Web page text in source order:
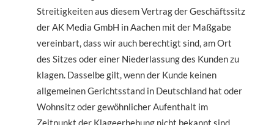
Streitigkeiten aus diesem Vertrag der Geschäftssitz
der AK Media GmbH in Aachen mit der Maßgabe
vereinbart, dass wir auch berechtigt sind, am Ort
des Sitzes oder einer Niederlassung des Kunden zu
klagen. Dasselbe gilt, wenn der Kunde keinen
allgemeinen Gerichtsstand in Deutschland hat oder
Wohnsitz oder gewöhnlicher Aufenthalt im
Zeitpunkt der Klageerhebung nicht bekannt sind.